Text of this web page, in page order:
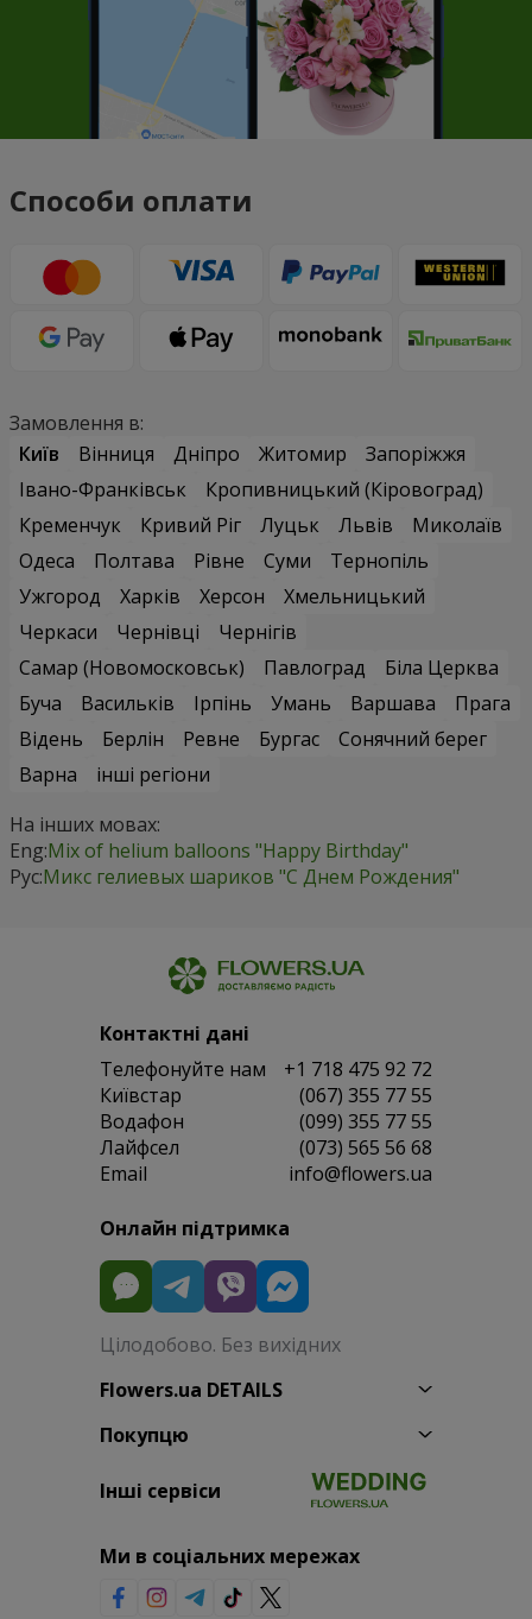
Способи оплати
Замовлення в:
Київ
Вінниця Дніпро Житомир
Запоріжжя
Івано-Франківськ
Кропивницький (Кіровоград)
Кременчук
Кривий Ріг Луцьк Львів
Миколаїв
Одеса
Полтава Рівне Суми
Тернопіль
Ужгород
Харків Херсон
Хмельницький
Черкаси
Чернівці
Чернігів
Самар (Новомосковськ)
Павлоград
Біла Церква
Буча
Васильків Ірпінь Умань Варшава
Прага
Відень
Берлін Ревне Бургас
Сонячний берег
Варна
інші регіони
На інших мовах:
Eng:Mix of helium balloons "Happy Birthday"
Рус:Микс гелиевых шариков "C Днем Рождения"
Контактні дані
Телефонуйте нам
+1 718 475 92 72
Київстар
(067) 355 77 55
Водафон
(099) 355 77 55
Лайфсел
(073) 565 56 68
Email
info@flowers.ua
Онлайн підтримка
Цілодобово. Без вихідних
Flowers.ua DETAILS
Покупцю
Інші сервіси
Ми в соціальних мережах